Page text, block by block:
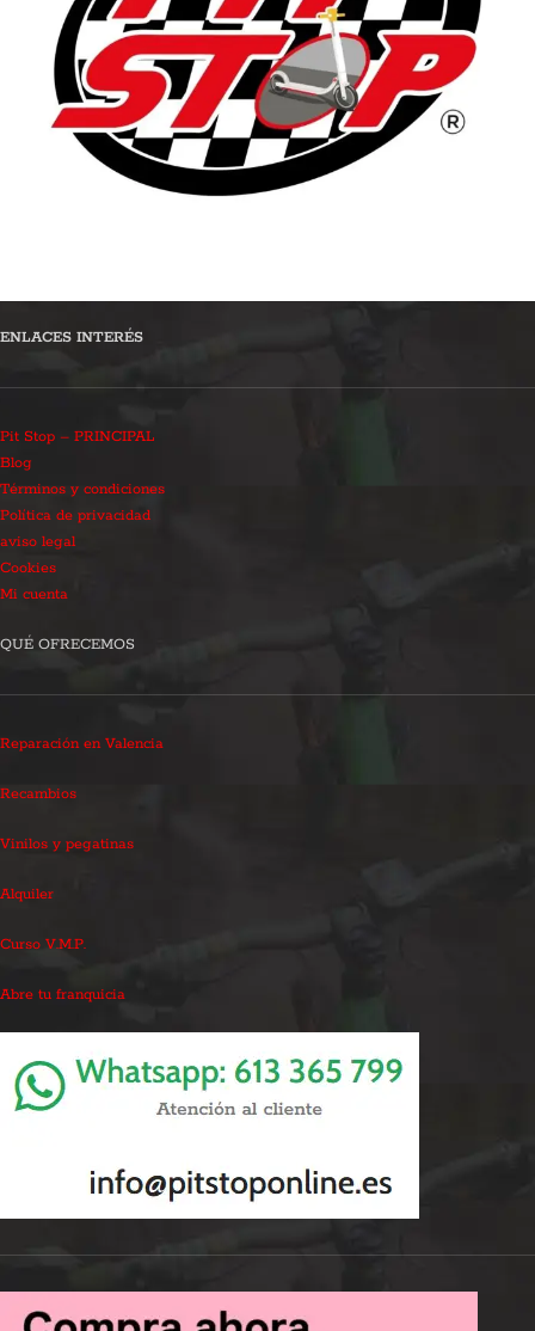
ENLACES INTERÉS
Pit Stop – PRINCIPAL
Blog
Términos y condiciones
Política de privacidad
aviso legal
Cookies
Mi cuenta
QUÉ OFRECEMOS
Reparación en Valencia
Recambios
Vinilos y pegatinas
Alquiler
Curso V.M.P.
Abre tu franquicia